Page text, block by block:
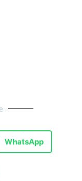
WhatsApp